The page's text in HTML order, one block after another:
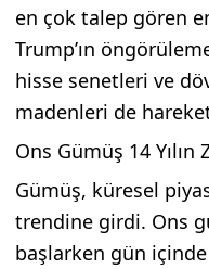
en çok talep gören
Trump’ın
hisse senetleri ve
madenleri de
Ons Gümüş 14 Yılın
Gümüş, küresel
trendine girdi. Ons
başlarken gün içinde